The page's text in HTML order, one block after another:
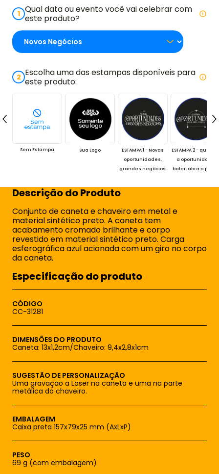
1 Qual data ou evento você vai celebrar com
este produto?
2 Escolha uma das estampas disponíveis para
este produto:
Sem Estampa Sua Logo
ESTAMPA 1 - Novas
oportunidades,
grandes negócios.
ESTAMPA 2 - quando
a oportunidade
bater, abra a porta.
Descrição do Produto
Conjunto de caneta e chaveiro em metal e
material sintético preto. A caneta tem
acabamento cromado brilhante e corpo
revestido em material sintético preto. Carga
esferográfica azul acionada com um giro no corpo
da caneta.
Especificação do produto
CÓDIGO
CC-31281
DIMENSÕES DO PRODUTO
Caneta: 13x1,2cm/Chaveiro: 9,4x2,8x1cm
SUGESTÃO DE PERSONALIZAÇÃO
Uma gravação a Laser na caneta e uma na parte
metálica do chaveiro.
EMBALAGEM
Caixa preta 157x79x25 mm (AxLxP)
PESO
69 g (com embalagem)